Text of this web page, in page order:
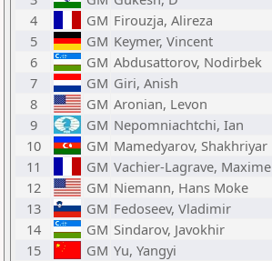
4
GM Firouzja, Alireza
5
GM Keymer, Vincent
6
GM Abdusattorov, Nodirbek
7
GM Giri, Anish
8
GM Aronian, Levon
9
GM Nepomniachtchi, Ian
10
GM Mamedyarov, Shakhriyar
11
GM Vachier-Lagrave, Maxime
12
GM Niemann, Hans Moke
13
GM Fedoseev, Vladimir
14
GM Sindarov, Javokhir
15
GM Yu, Yangyi